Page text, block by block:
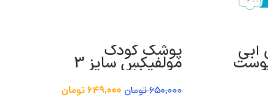
آبی پوشک کودک
مولفیکس سایز 3
بسته 38 عددی
650,000تومان 649,000 تومان